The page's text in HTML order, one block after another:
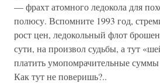
— фрахт атомного ледокола для
полюсу. Вспомните 1993 год,
рост цен, ледокольный флот
сути, на произвол судьбы, а тут
платить умопомрачительные
Как тут не поверишь?..